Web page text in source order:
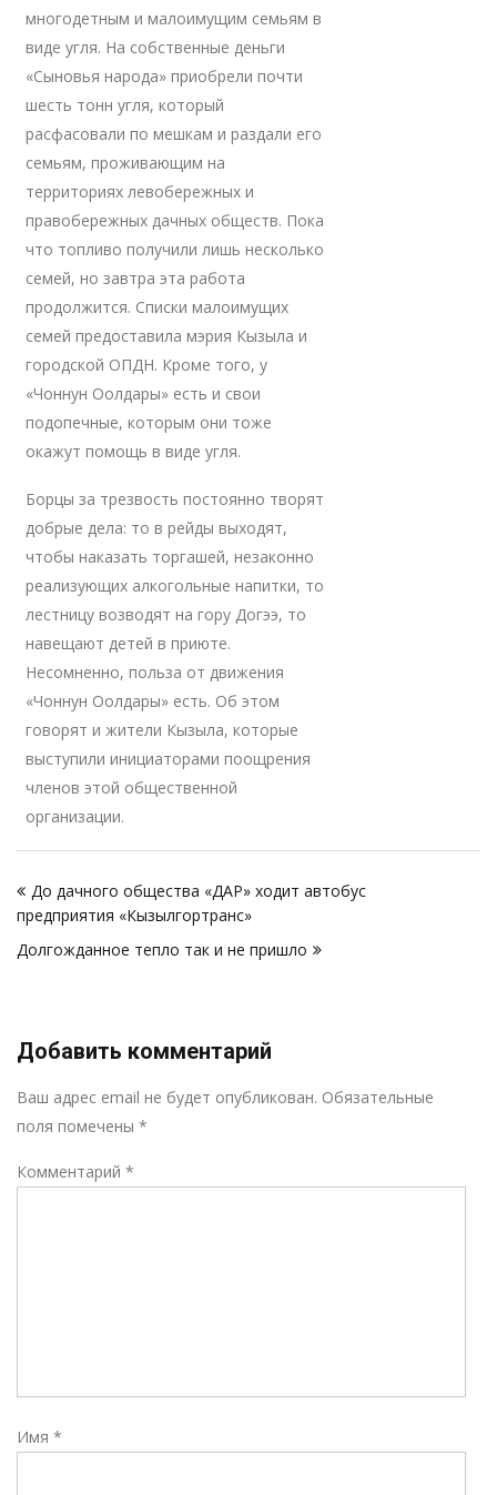
многодетным и малоимущим семьям в
виде угля. На собственные деньги
«Сыновья народа» приобрели почти
шесть тонн угля, который
расфасовали по мешкам и раздали его
семьям, проживающим на
территориях левобережных и
правобережных дачных обществ. Пока
что топливо получили лишь несколько
семей, но завтра эта работа
продолжится. Списки малоимущих
семей предоставила мэрия Кызыла и
городской ОПДН. Кроме того, у
«Чоннун Оолдары» есть и свои
подопечные, которым они тоже
окажут помощь в виде угля.
Борцы за трезвость постоянно творят
добрые дела: то в рейды выходят,
чтобы наказать торгашей, незаконно
реализующих алкогольные напитки, то
лестницу возводят на гору Догээ, то
навещают детей в приюте.
Несомненно, польза от движения
«Чоннун Оолдары» есть. Об этом
говорят и жители Кызыла, которые
выступили инициаторами поощрения
членов этой общественной
организации.
по
записям
До дачного общества «ДАР» ходит автобус
предприятия «Кызылгортранс»
Долгожданное тепло так и не пришло
Добавить комментарий
Ваш адрес email не будет опубликован. Обязательные
поля помечены *
Комментарий *
Имя *